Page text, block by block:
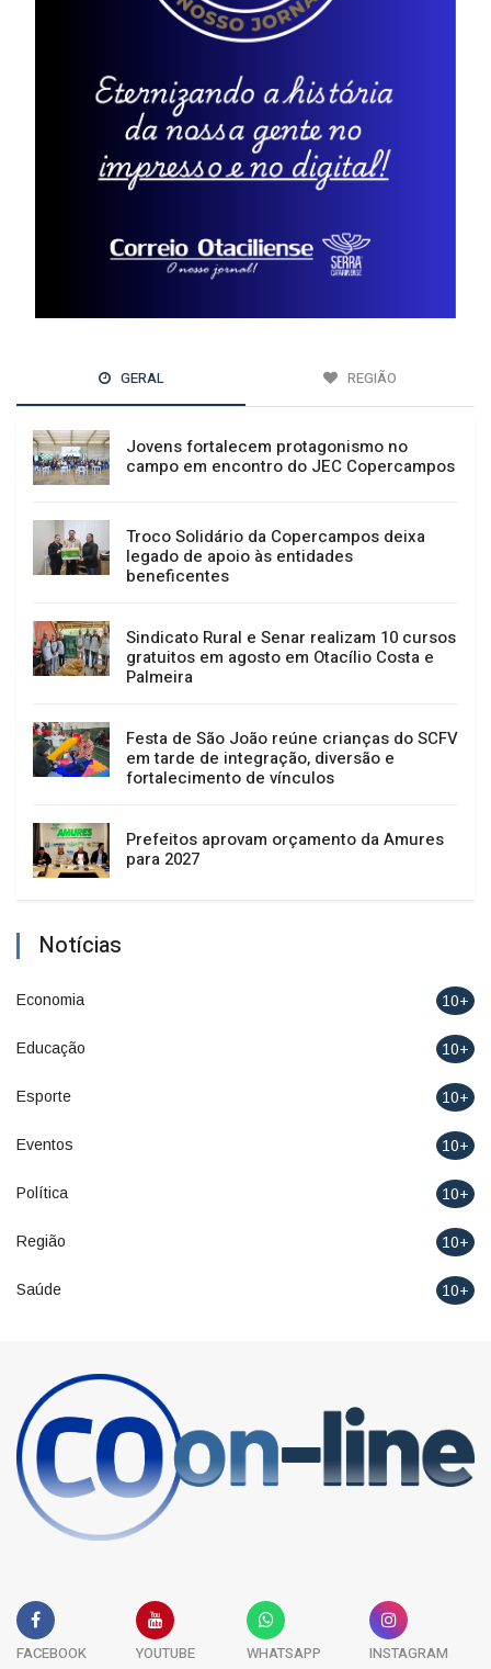
GERAL REGIÃO
Jovens fortalecem protagonismo no
campo em encontro do JEC Copercampos
Troco Solidário da Copercampos deixa
legado de apoio às entidades
beneficentes
Sindicato Rural e Senar realizam 10 cursos
gratuitos em agosto em Otacílio Costa e
Palmeira
Festa de São João reúne crianças do SCFV
em tarde de integração, diversão e
fortalecimento de vínculos
Prefeitos aprovam orçamento da Amures
para 2027
Notícias
Economia 10+
Educação 10+
Esporte 10+
Eventos 10+
Política 10+
Região 10+
Saúde 10+
FACEBOOK YOUTUBE WHATSAPP INSTAGRAM